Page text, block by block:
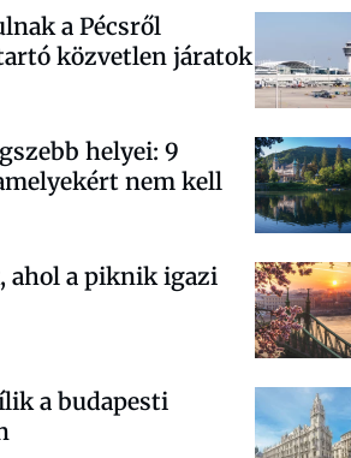
a Pécsről
közvetlen járatok
helyei: 9
nem kell
ahol a piknik igazi
a budapesti